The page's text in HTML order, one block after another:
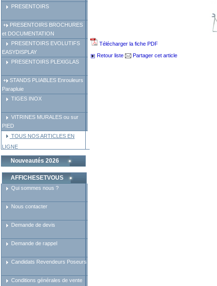
PRESENTOIRS
PRESENTOIRS BROCHURES
et DOCUMENTATION
PRESENTOIRS EVOLUTIFS
EASYDISPLAY
PRESENTOIRS PLEXIGLAS
STANDS PLIABLES Enrouleurs
Parapluie
TIGES INOX
VITRINES MURALES ou sur
PIED
TOUS NOS ARTICLES EN
LIGNE
Nouveautés 2026
AFFICHESETVOUS
Qui sommes nous ?
Nous contacter
Demande de devis
Demande de rappel
Candidats Revendeurs Poseurs
Conditions générales de vente
Télécharger la fiche PDF
Retour liste
Partager cet article